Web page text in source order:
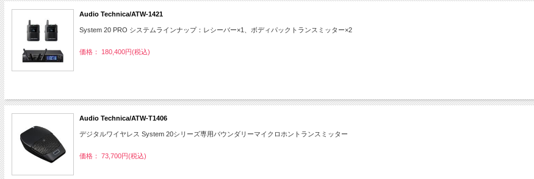
Audio Technica/ATW-1421
System 20 PRO システムラインナップ：レシーバー×1、ボディパックトランスミッター×2
価格： 180,400円(税込)
Audio Technica/ATW-T1406
デジタルワイヤレス System 20シリーズ専用バウンダリーマイクロホントランスミッター
価格： 73,700円(税込)